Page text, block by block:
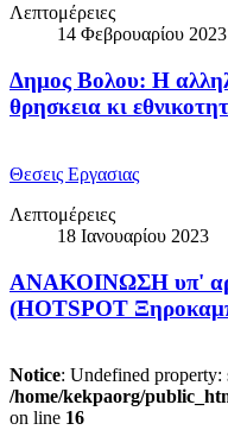
Λεπτομέρειες
14 Φεβρουαρίου 2023
Δημος Βολου: H
θρησκεια κι
Θεσεις Εργασιας
Λεπτομέρειες
18 Ιανουαρίου 2023
ΑΝΑΚΟΙΝΩΣΗ υπ'
(HOTSPOT
Notice: Undefined
/home/kekpaorg/
on line 16